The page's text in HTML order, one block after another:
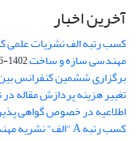
آخرین اخبار
کسب رتبه الف نشریات علمی
مهندسی سازه و ساخت1402-06-17
برگزاری ششمین کنفرانس
تغییر هزینه پردازش مقاله
اطلاعیه در خصوص گواهی
کسب رتبه A "الف" نشریه مهندسی سازه و ساخت